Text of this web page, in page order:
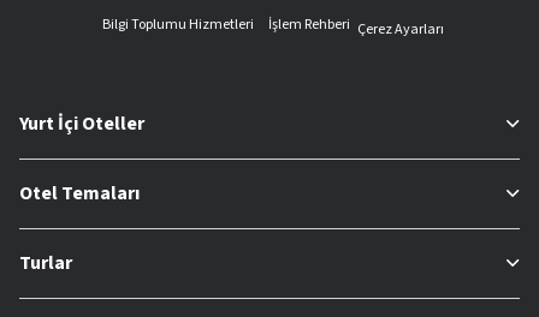
Bilgi Toplumu Hizmetleri
İşlem Rehberi Çerez Ayarları
Yurt İçi Oteller
Otel Temaları
Turlar